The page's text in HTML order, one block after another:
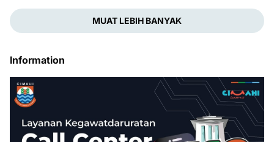
MUAT LEBIH BANYAK
Information